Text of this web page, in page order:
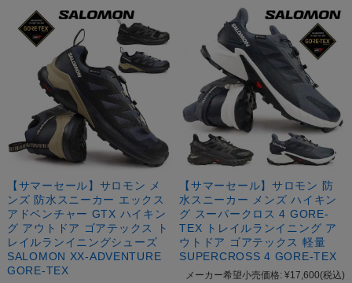
【サマーセール】サロモン メ
ンズ 防水スニーカー エックス
アドベンチャー GTX ハイキン
グ アウトドア ゴアテックス ト
レイルランイニングシューズ
SALOMON XX-ADVENTURE
GORE-TEX
【サマーセール】サロモン 防
水スニーカー メンズ ハイキン
グ スーパークロス 4 GORE-
TEX トレイルランイニング ア
ウトドア ゴアテックス 軽量
SUPERCROSS 4 GORE-TEX
メーカー希望小売価格: ¥17,600(税込)